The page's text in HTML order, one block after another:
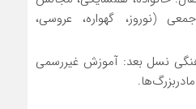
(نوروز، گهواره، عروسی،
نسل بعد: آموزش غیررسمی